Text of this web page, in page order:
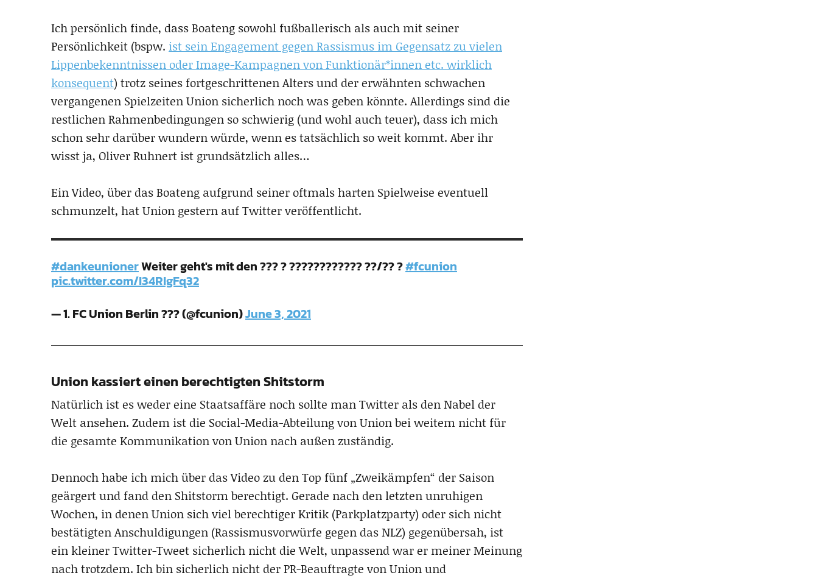
Ich persönlich finde, dass Boateng sowohl fußballerisch als auch mit seiner
Persönlichkeit (bspw. ist sein Engagement gegen Rassismus im Gegensatz zu vielen
Lippenbekenntnissen oder Image-Kampagnen von Funktionär*innen etc. wirklich
konsequent) trotz seines fortgeschrittenen Alters und der erwähnten schwachen
vergangenen Spielzeiten Union sicherlich noch was geben könnte. Allerdings sind die
restlichen Rahmenbedingungen so schwierig (und wohl auch teuer), dass ich mich
schon sehr darüber wundern würde, wenn es tatsächlich so weit kommt. Aber ihr
wisst ja, Oliver Ruhnert ist grundsätzlich alles…
Ein Video, über das Boateng aufgrund seiner oftmals harten Spielweise eventuell
schmunzelt, hat Union gestern auf Twitter veröffentlicht.
#dankeunionerWeiter geht's mit den ??? ? ???????????? ??/?? ?#fcunion
pic.twitter.com/I34RIgFq32
— 1. FC Union Berlin ??? (@fcunion)June 3, 2021
Union kassiert einen berechtigten Shitstorm
Natürlich ist es weder eine Staatsaffäre noch sollte man Twitter als den Nabel der
Welt ansehen. Zudem ist die Social-Media-Abteilung von Union bei weitem nicht für
die gesamte Kommunikation von Union nach außen zuständig.
Dennoch habe ich mich über das Video zu den Top fünf „Zweikämpfen“ der Saison
geärgert und fand den Shitstorm berechtigt. Gerade nach den letzten unruhigen
Wochen, in denen Union sich viel berechtiger Kritik (Parkplatzparty) oder sich nicht
bestätigten Anschuldigungen (Rassismusvorwürfe gegen das NLZ) gegenübersah, ist
ein kleiner Twitter-Tweet sicherlich nicht die Welt, unpassend war er meiner Meinung
nach trotzdem. Ich bin sicherlich nicht der PR-Beauftragte von Union und